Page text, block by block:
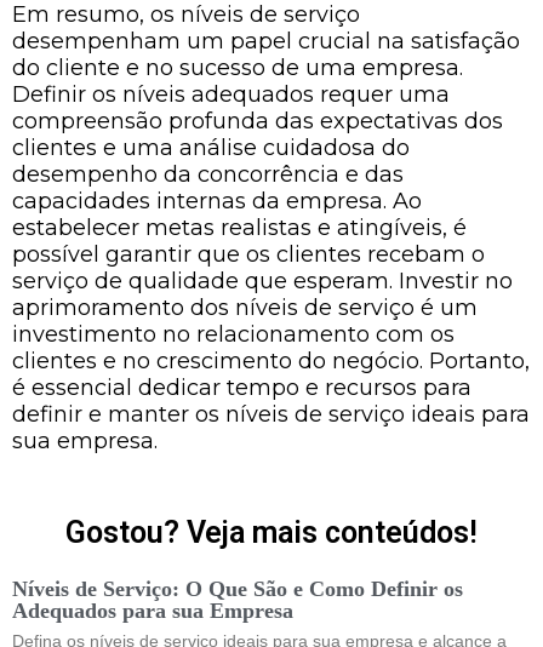
Em resumo, os níveis de serviço
desempenham um papel crucial na satisfação
do cliente e no sucesso de uma empresa.
Definir os níveis adequados requer uma
compreensão profunda das expectativas dos
clientes e uma análise cuidadosa do
desempenho da concorrência e das
capacidades internas da empresa. Ao
estabelecer metas realistas e atingíveis, é
possível garantir que os clientes recebam o
serviço de qualidade que esperam. Investir no
aprimoramento dos níveis de serviço é um
investimento no relacionamento com os
clientes e no crescimento do negócio. Portanto,
é essencial dedicar tempo e recursos para
definir e manter os níveis de serviço ideais para
sua empresa.
Gostou? Veja mais conteúdos!
Níveis de Serviço: O Que São e Como Definir os
Adequados para sua Empresa
Defina os níveis de serviço ideais para sua empresa e alcance a